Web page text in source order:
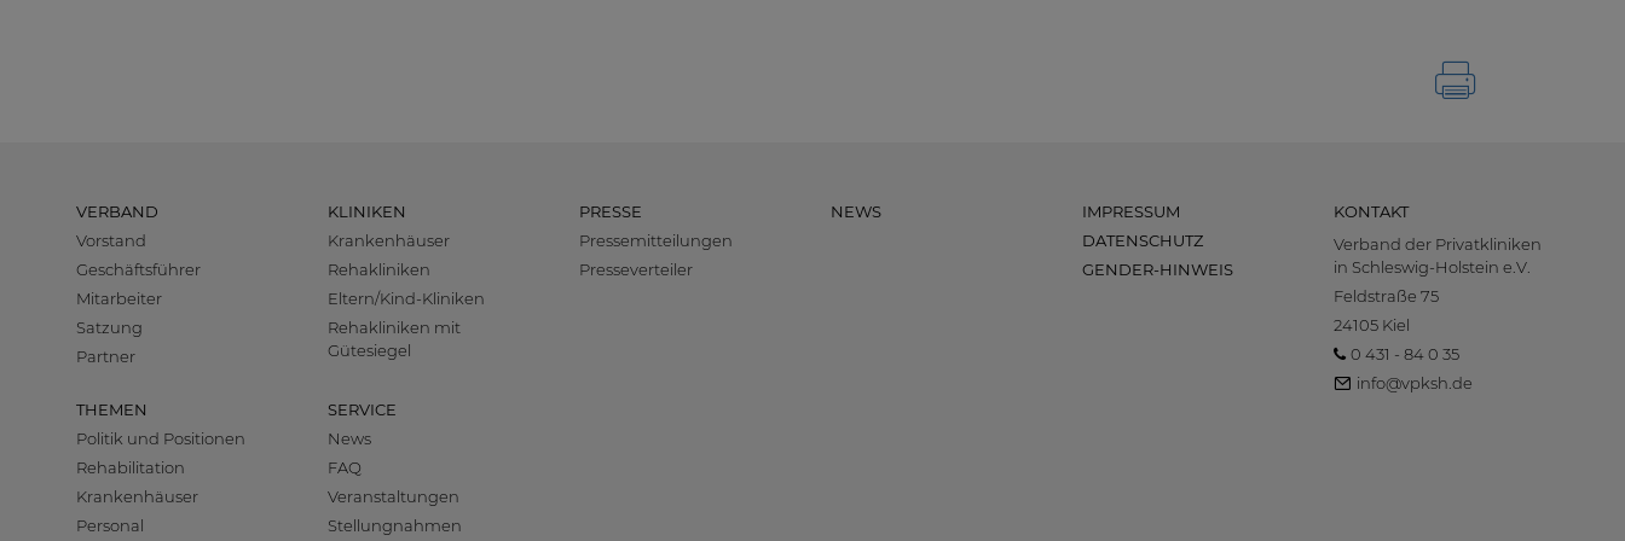
VERBAND
Vorstand
Geschäftsführer
Mitarbeiter
Satzung
Partner
KLINIKEN
Krankenhäuser
Rehakliniken
Eltern/Kind-Kliniken
Rehakliniken mit
Gütesiegel
PRESSE
Pressemitteilungen
Presseverteiler
NEWS
THEMEN
Politik und Positionen
Rehabilitation
Krankenhäuser
Personal
SERVICE
News
FAQ
Veranstaltungen
Stellungnahmen
KONTAKT
Verband der Privatkliniken
in Schleswig-Holstein e.V.
Feldstraße 75
24105 Kiel
0 431 - 84 0 35
info@vpksh.de
IMPRESSUM
DATENSCHUTZ
GENDER-HINWEIS